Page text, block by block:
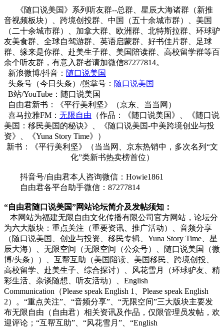
《随口说美国》系列听友群--总群、星辰大海诸群（新推
音视频板块）、跨境创投群、中国（五十余城市群）、美国
（二十余城市群）、加拿大群、欧洲群、北特斯拉群、环球驴
友美食群、全球自驾游群、英语启蒙群、好书佳片群、足球
群、缘来是你群、赴美生子群、美国陪读群、高校留学群等百
余个听友群，有意入群者请加微信87277814。
新浪微博/抖音： 随口说美国
头条号（今日头条）/熊掌号： 随口说美国
B站/YouTube：随口说美国
自由君新书：《平行美利坚》（京东、当当网）
喜马拉雅FM： 无限自由 （作品：《随口说美国》、《随口说
美国：移民美国的秘诀》、《随口说美国-中美跨境创业与投
资》、《Yuna Story Time》）
新书：《平行美利坚》（当当网、京东热销中，多次名列“文
化”类新书热卖榜首位）
抖音号/自由君本人咨询微信：Howie1861
自由君各平台助手微信：87277814
“自由君随口说美国”网站论坛简介及发帖须知：
本网站为福建无限自由文化传播有限公司官方网站，论坛分
为六大版块：重点关注（重要资讯、推广活动）、音频分享
（随口说美国、创业与投资、移民专辑、Yuna Story Time、星
辰大海）、无限空间（无限空间（公众号）、随口说美国（微
博/头条））、互帮互助（美国陪读、美国移民、跨境创投、
高校留学、赴美生子、综合探讨）、风花雪月（环球驴友、精
彩生活、杂谈随想、听友活动）、English
Communication（Please speak English 1、Please speak English
2）。“重点关注”、“音频分享”、“无限空间”三大版块主要发
布无限自由（自由君）相关资讯及作品，仅限管理员发帖，欢
迎评论；“互帮互助”、“风花雪月”、“English